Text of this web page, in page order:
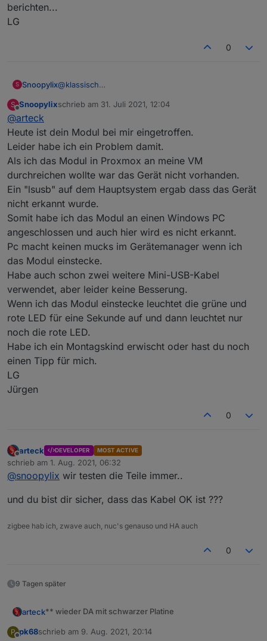
berichten...
LG
0
S Snoopylix@klassisch
@arteckhat sich heute morgen bei mir gemeldet.
Nochmals Danke an alle die sich meiner
angenommen haben.
Tolles Forum hier bei euch....
Sobald das Modul eingetroffen und am Nuc in
Betrieb genommen wurde melde ich mich und
werde berichten...
LG
S
Offline
Snoopylixschrieb am 31. Juli 2021, 12:04
zuletzt editiert von
@arteck
Heute ist dein Modul bei mir eingetroffen.
Leider habe ich ein Problem damit.
Als ich das Modul in Proxmox an meine VM
durchreichen wollte war das Gerät nicht vorhanden.
Ein "lsusb" auf dem Hauptsystem ergab dass das Gerät
nicht erkannt wurde.
Somit habe ich das Modul an einen Windows PC
angeschlossen und auch hier wird es nicht erkannt.
Pc macht keinen mucks im Gerätemanager wenn ich
das Modul einstecke.
Habe auch schon zwei weitere Mini-USB-Kabel
verwendet, aber leider keine Besserung.
Wenn ich das Modul einstecke leuchtet die grüne und
rote LED für eine Sekunde auf und dann leuchtet nur
noch die rote LED.
Habe ich ein Montagskind erwischt oder hast du noch
einen Tipp für mich.
LG
Jürgen
0
Offline
arteck DEVELOPER MOST ACTIVE
schrieb am 1. Aug. 2021, 06:32
zuletzt editiert von
@snoopylix wir testen die Teile immer..
und du bist dir sicher, dass das Kabel OK ist ???
zigbee hab ich, zwave auch, nuc's genauso und HA auch
0
9 Tagen später
arteck** wieder DA mit schwarzer Platine
P pk68schrieb am 9. Aug. 2021, 20:14
zuletzt editiert von